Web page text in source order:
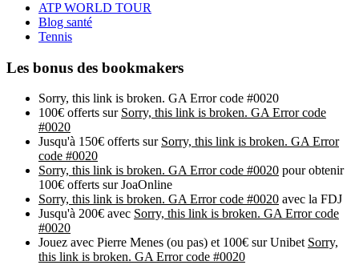
ATP WORLD TOUR
Blog santé
Tennis
Les bonus des bookmakers
Sorry, this link is broken. GA Error code #0020
100€ offerts sur Sorry, this link is broken. GA Error code
#0020
Jusqu'à 150€ offerts sur Sorry, this link is broken. GA Error
code #0020
Sorry, this link is broken. GA Error code #0020 pour obtenir
100€ offerts sur JoaOnline
Sorry, this link is broken. GA Error code #0020 avec la FDJ
Jusqu'à 200€ avec Sorry, this link is broken. GA Error code
#0020
Jouez avec Pierre Menes (ou pas) et 100€ sur Unibet Sorry,
this link is broken. GA Error code #0020